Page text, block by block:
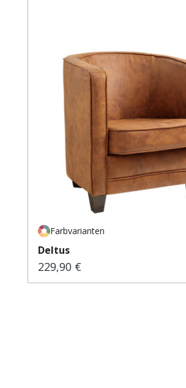
Farbvarianten
Deltus
Regulärer Preis:
229,90 €